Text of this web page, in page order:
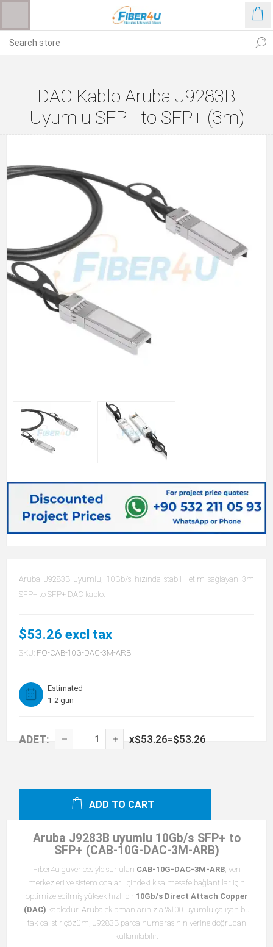
DAC Kablo Aruba J9283B
Uyumlu SFP+ to SFP+ (3m)
Aruba J9283B uyumlu, 10Gb/s hızında stabil iletim sağlayan 3m
SFP+ to SFP+ DAC kablo.
$53.26 excl tax
SKU: FO-CAB-10G-DAC-3M-ARB
Estimated
1-2 gün
ADET: x$53.26=$53.26
ADD TO CART
Aruba J9283B uyumlu 10Gb/s SFP+ to
SFP+ (CAB-10G-DAC-3M-ARB)
Fiber4u güvencesiyle sunulan CAB-10G-DAC-3M-ARB, veri
merkezleri ve sistem odaları içindeki kısa mesafe bağlantılar için
optimize edilmiş yüksek hızlı bir 10Gb/s Direct Attach Copper
(DAC) kablodur. Aruba ekipmanlarınızla %100 uyumlu çalışan bu
tak-çalıştır çözüm, J9283B parça numarasının yerine doğrudan
kullanılabilir.